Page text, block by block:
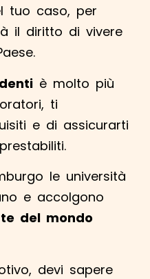
tuo caso, per
il diritto di vivere
è molto più
ti
e di assicurarti
le università
e accolgono
del mondo
devi sapere